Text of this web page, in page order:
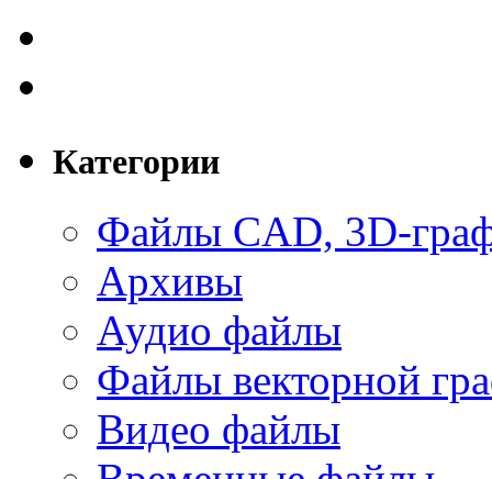
Категории
Файлы CAD, 3D-
Архивы
Аудио файлы
Файлы векторной
Видео файлы